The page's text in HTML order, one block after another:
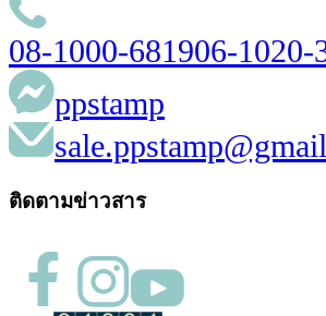
08-1000-681906-1020-
ppstamp
ติดตามข่าวสาร